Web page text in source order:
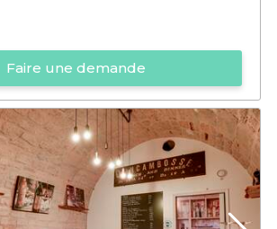
Faire une demande